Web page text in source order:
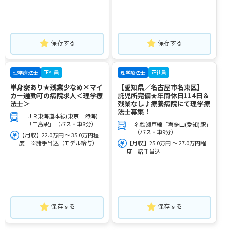
保存する 保存する
理学療法士 正社員
単身寮あり★残業少なめ×マイ
カー通勤可の病院求人＜理学療
法士＞
ＪＲ東海道本線(東京－熱海)
「三島駅」（バス・車8分）
【月収】22.0万円 ～ 35.0万円程
度 ※諸手当込（モデル給与）
保存する
理学療法士 正社員
【愛知県／名古屋市名東区】
託児所完備★年間休日114日＆
残業なし♪療養病院にて理学療
法士募集！
名鉄瀬戸線「喜多山(愛知)駅」
（バス・車9分）
【月収】25.0万円 ～ 27.0万円程
度 諸手当込
保存する